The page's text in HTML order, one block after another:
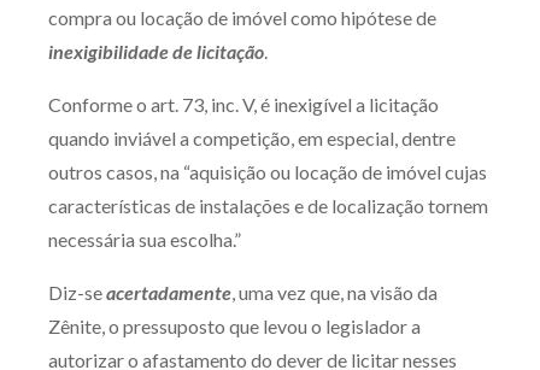
Zênite in Company
Diferenciais
Av. Sete de Setembro, 4698
compra ou locação de imóvel como hipótese de
inexigibilidade de licitação.
Conforme o art. 73, inc. V, é inexigível a licitação
quando inviável a competição, em especial, dentre
outros casos, na “aquisição ou locação de imóvel cujas
características de instalações e de localização tornem
necessária sua escolha.”
Diz-seacertadamente, uma vez que, na visão da
Zênite, o pressuposto que levou o legislador a
autorizar o afastamento do dever de licitar nesses